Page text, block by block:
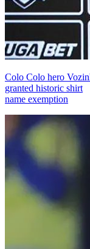
Colo Colo hero
granted historic shirt
name exemption